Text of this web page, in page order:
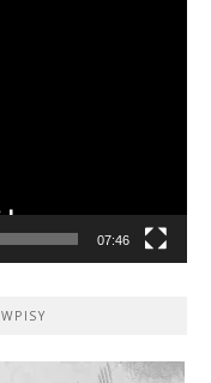
07:46